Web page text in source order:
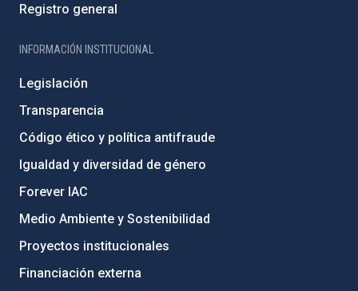
Registro general
INFORMACIÓN INSTITUCIONAL
Legislación
Transparencia
Código ético y política antifraude
Igualdad y diversidad de género
Forever IAC
Medio Ambiente y Sostenibilidad
Proyectos institucionales
Financiación externa